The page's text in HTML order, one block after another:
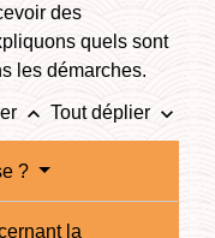
des
quels sont
les démarches.
keyboard_arrow_up Tout déplier keyboard_arrow_down
?
la